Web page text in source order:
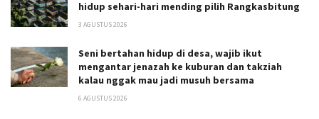
hidup sehari-hari mending pilih Rangkasbitung
3 AGUSTUS 2026
Seni bertahan hidup di desa, wajib ikut
mengantar jenazah ke kuburan dan takziah
kalau nggak mau jadi musuh bersama
6 AGUSTUS 2026